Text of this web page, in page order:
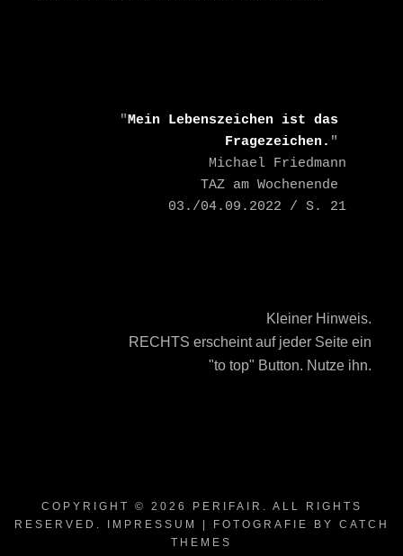
    "
Mein Lebenszeichen ist das
Fragezeichen. "
03./04.09.2022 / S. 21
Kleiner Hinweis.
RECHTS erscheint auf jeder Seite ein
"to top" Button. Nutze ihn.
COPYRIGHT © 2026 PERIFAIR . ALL RIGHTS
RESERVED.
IMPRESSUM | FOTOGRAFIE BY CATCH
THEMES